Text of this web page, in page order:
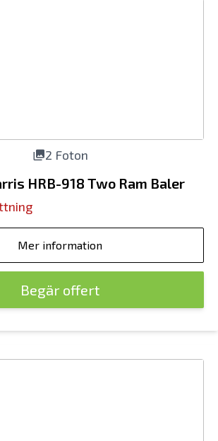
2 Foton
HRB-918 Two Ram Baler
Mer information
Begär offert